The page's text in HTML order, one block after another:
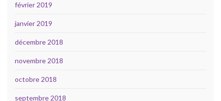
février 2019
janvier 2019
décembre 2018
novembre 2018
octobre 2018
septembre 2018